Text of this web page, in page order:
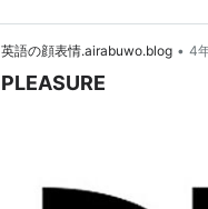
英語の顔表情.airabuwo.blog • 4
PLEASURE